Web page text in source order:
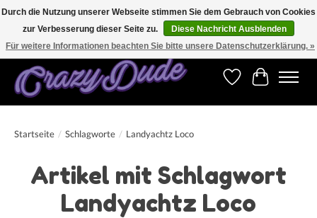
Versandkostenfrei bestellen ab CHF 200.00 in der Schweiz und ab EUR 250.00 in den
meisten Ländern weltweit.
Wunschzettel
Ihr
Startseite / Schlagworte / Landyachtz Loco
Artikel mit Schlagwort
Landyachtz Loco
Durch die Nutzung unserer Webseite stimmen Sie dem Gebrauch von Cookies
zur Verbesserung dieser Seite zu.
Diese Nachricht Ausblenden
Für weitere Informationen beachten Sie bitte unsere Datenschutzerklärung. »